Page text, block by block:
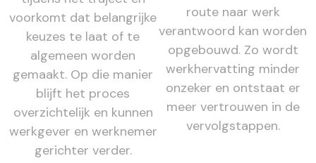
voorkomt dat belangrijke
keuzes te laat of te
algemeen worden
gemaakt. Op die manier
blijft het proces
overzichtelijk en kunnen
werkgever en werknemer
gerichter verder.
route naar werk
verantwoord kan worden
opgebouwd. Zo wordt
werkhervatting minder
onzeker en ontstaat er
meer vertrouwen in de
vervolgstappen.